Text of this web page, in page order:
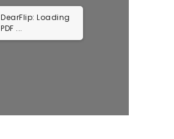
DearFlip: Loading
PDF ...